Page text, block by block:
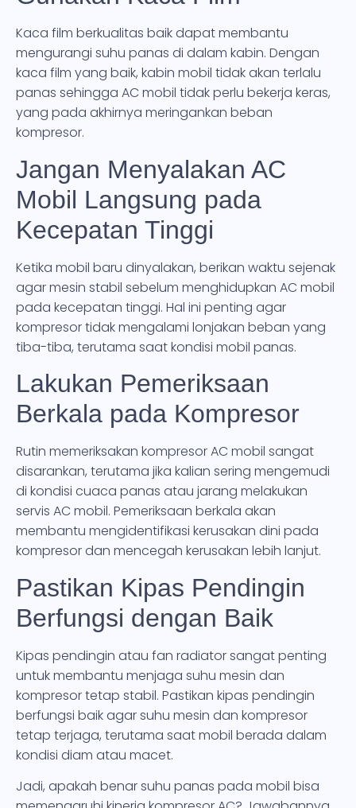
Kaca film berkualitas baik dapat membantu
mengurangi suhu panas di dalam kabin. Dengan
kaca film yang baik, kabin mobil tidak akan terlalu
panas sehingga AC mobil tidak perlu bekerja keras,
yang pada akhirnya meringankan beban
kompresor.
Jangan Menyalakan AC
Mobil Langsung pada
Kecepatan Tinggi
Ketika mobil baru dinyalakan, berikan waktu sejenak
agar mesin stabil sebelum menghidupkan AC mobil
pada kecepatan tinggi. Hal ini penting agar
kompresor tidak mengalami lonjakan beban yang
tiba-tiba, terutama saat kondisi mobil panas.
Lakukan Pemeriksaan
Berkala pada Kompresor
Rutin memeriksakan kompresor AC mobil sangat
disarankan, terutama jika kalian sering mengemudi
di kondisi cuaca panas atau jarang melakukan
servis AC mobil. Pemeriksaan berkala akan
membantu mengidentifikasi kerusakan dini pada
kompresor dan mencegah kerusakan lebih lanjut.
Pastikan Kipas Pendingin
Berfungsi dengan Baik
Kipas pendingin atau fan radiator sangat penting
untuk membantu menjaga suhu mesin dan
kompresor tetap stabil. Pastikan kipas pendingin
berfungsi baik agar suhu mesin dan kompresor
tetap terjaga, terutama saat mobil berada dalam
kondisi diam atau macet.
Jadi, apakah benar suhu panas pada mobil bisa